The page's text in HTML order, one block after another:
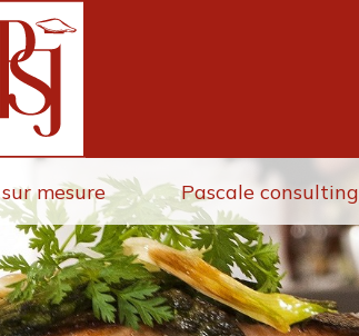
mesure Pascale consulting